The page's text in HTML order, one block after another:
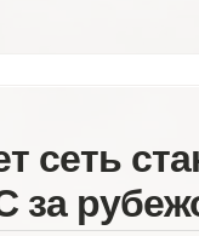
сеть
за